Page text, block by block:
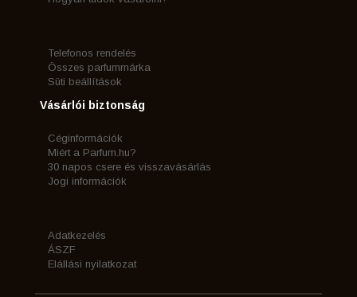
Telefonos rendelés
Összes parfummárka
Süti beállítások
Vásárlói biztonság
Céginformációk
Miért a Parfum.hu?
30 napos csere és visszavásárlás
Jogi információk
Adatkezelés
ÁSZF
Elállási nyilatkozat